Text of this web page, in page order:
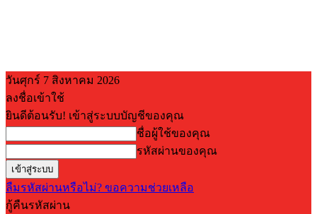
วันศุกร์ 7 สิงหาคม 2026
ลงชื่อเข้าใช้
ยินดีต้อนรับ! เข้าสู่ระบบบัญชีของคุณ
ชื่อผู้ใช้ของคุณ
รหัสผ่านของคุณ
ลืมรหัสผ่านหรือไม่? ขอความช่วยเหลือ
กู้คืนรหัสผ่าน